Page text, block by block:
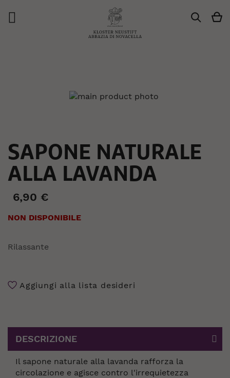
Search
SAPONE NATURALE
ALLA LAVANDA
6,90 €
NON DISPONIBILE
Informazioni
Rilassante
Aggiungi alla lista desideri
all'inizio
della
galleria
di
immagini
DESCRIZIONE
Il sapone naturale alla lavanda rafforza la
circolazione e agisce contro l'irrequietezza